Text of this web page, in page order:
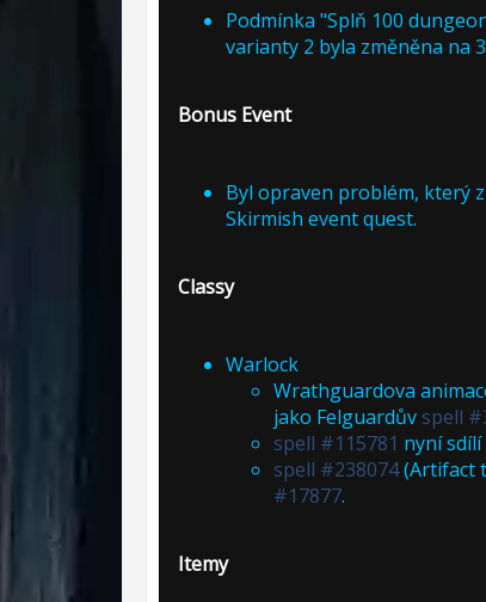
Podmínka "Splň 100
varianty 2 byla změněna na
Bonus Event
Byl opraven problém, který
Skirmish event quest.
Classy
Warlock
Wrathguardova
jako Felguardův spell
spell #115781 nyní
spell #238074(Artifact
#17877.
Itemy